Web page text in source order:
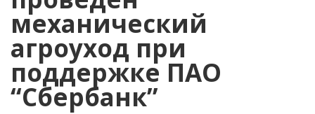
механический
агроуход при
поддержке ПАО
“Сбербанк”